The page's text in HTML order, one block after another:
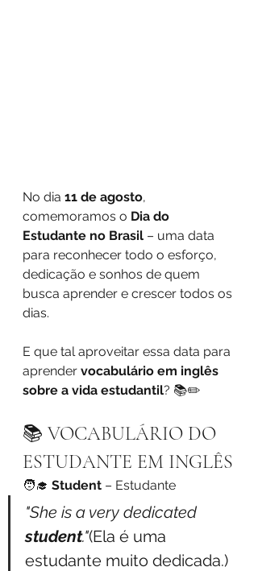
No dia 11 de agosto,
comemoramos o Dia do
Estudante no Brasil – uma data
para reconhecer todo o esforço,
dedicação e sonhos de quem
busca aprender e crescer todos os
dias.
E que tal aproveitar essa data para
aprender vocabulário em inglês
sobre a vida estudantil? 📚✏️
📚 VOCABULÁRIO DO
ESTUDANTE EM INGLÊS
🧑‍🎓 Student – Estudante
"She is a very dedicated
student."(Ela é uma
estudante muito dedicada.)